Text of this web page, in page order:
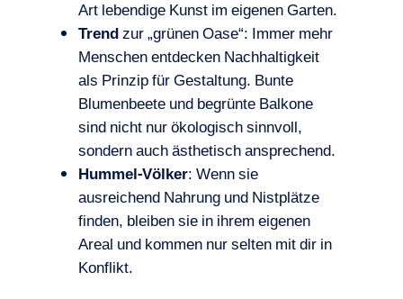
Art lebendige Kunst im eigenen Garten.
Trendzur „grünen Oase“: Immer mehr
Menschen entdecken Nachhaltigkeit
als Prinzip für Gestaltung. Bunte
Blumenbeete und begrünte Balkone
sind nicht nur ökologisch sinnvoll,
sondern auch ästhetisch ansprechend.
Hummel-Völker: Wenn sie
ausreichend Nahrung und Nistplätze
finden, bleiben sie in ihrem eigenen
Areal und kommen nur selten mit dir in
Konflikt.